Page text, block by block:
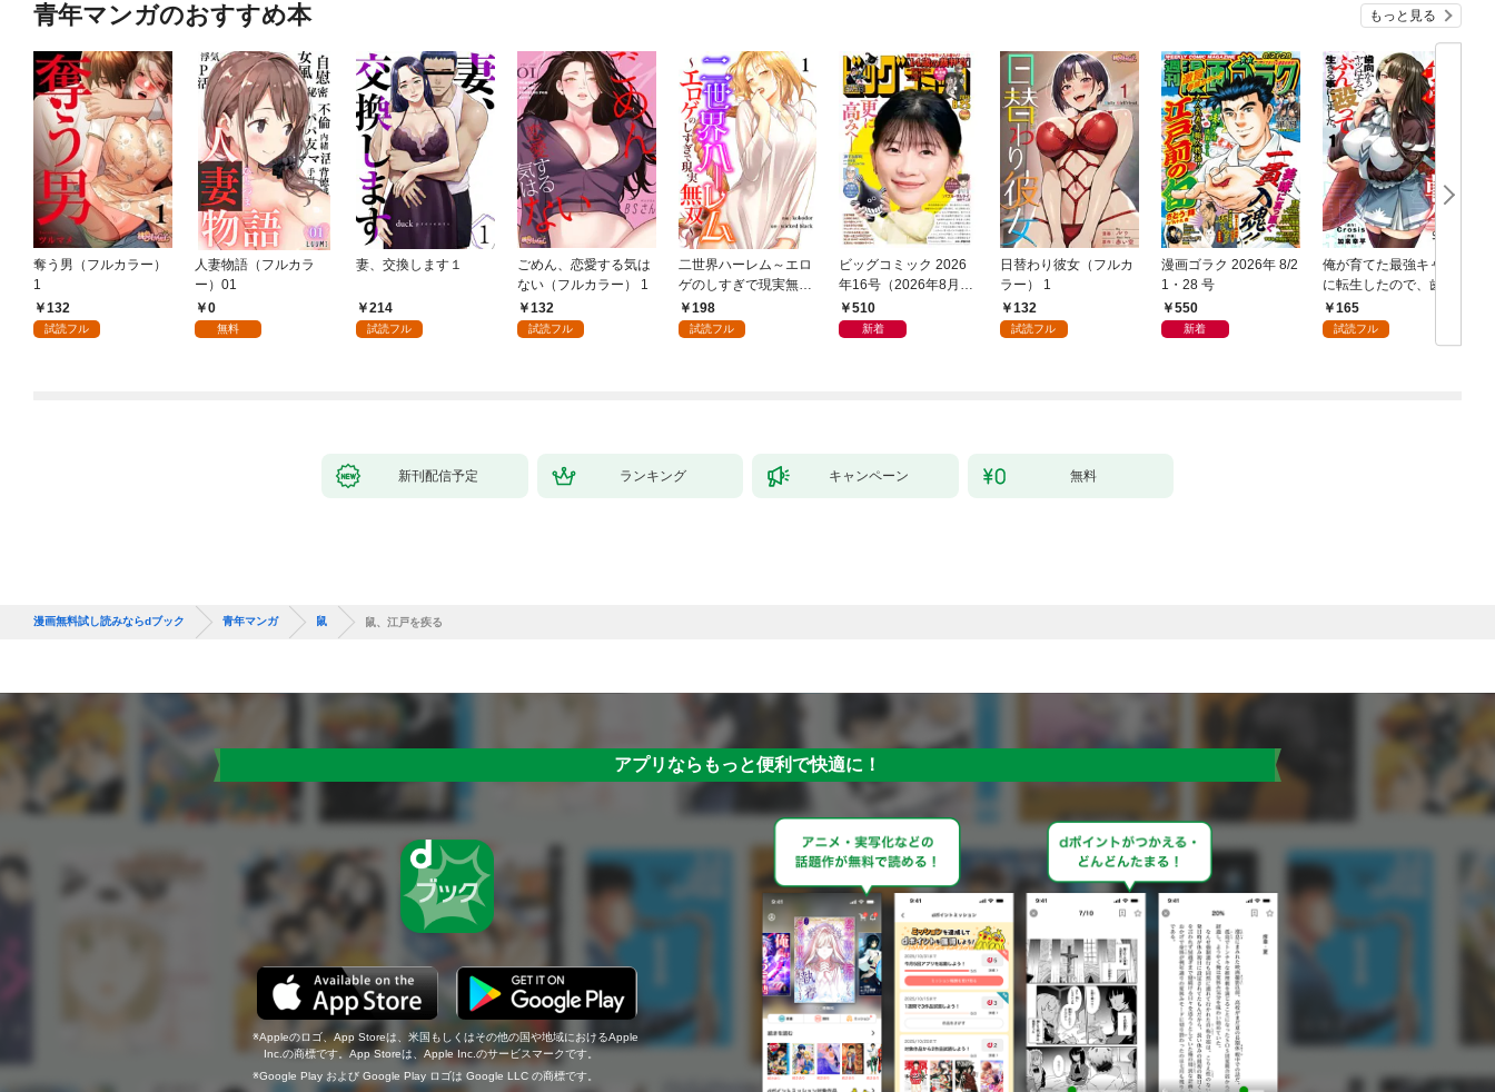
青年マンガのおすすめ本 もっと見る
奪う男（フルカラー）
1
132
試読フル
人妻物語（フルカラ
ー）01
0
無料
妻、交換します１
214
試読フル
ごめん、恋愛する気は
ない（フルカラー） 1
132
試読フル
二世界ハーレム～エロ
ゲのしすぎで現実無双
～１198
試読フル
ビッグコミック 2026
年16号（2026年8月7
日発売）
510
新着
日替わり彼女（フルカ
ラー） 1
132
試読フル
漫画ゴラク 2026年 8/2
1・28 号
550
新着
俺が育てた最強キャラ
に転生したので、歯向
かうヤツはすべてぶん
殴って生きる事にしま
165
試読フル
新刊配信予定 ランキング キャンペーン 無料
漫画無料試し読みならdブック 青年マンガ 鼠 鼠、江戸を疾る
アプリならもっと便利で快適に！
Appleのロゴ、App Storeは、米国もしくはその他の国や地域におけるApple
Inc.の商標です。App Storeは、Apple Inc.のサービスマークです。
Google Play および Google Play ロゴは Google LLC の商標です。